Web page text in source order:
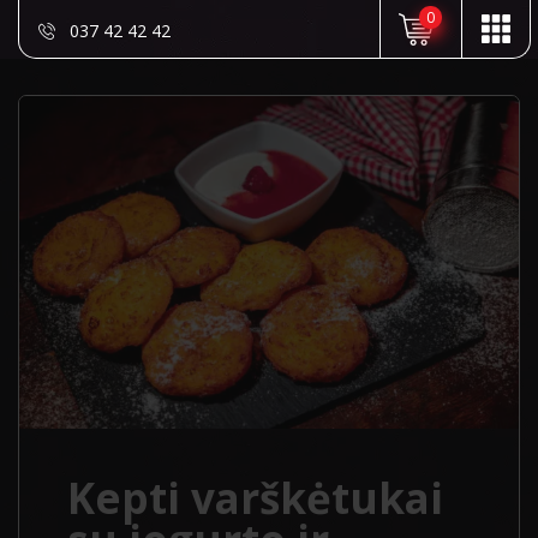
037 42 42 42
0
Kepti varškėtukai